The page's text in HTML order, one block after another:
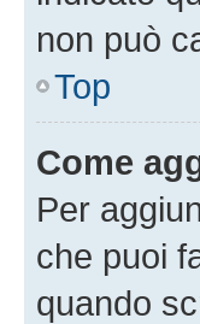
non può
Top
Come
Per
che puoi
quando